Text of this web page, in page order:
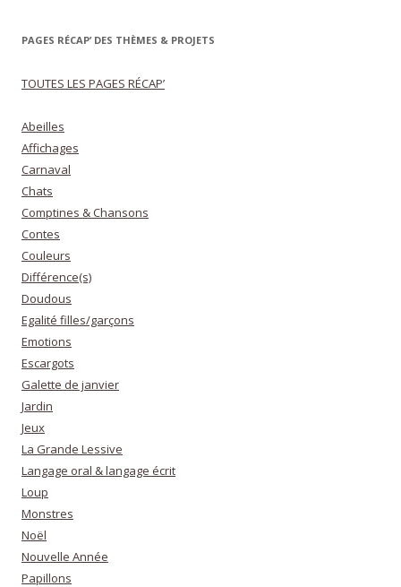
PAGES RÉCAP’ DES THÈMES & PROJETS
TOUTES LES PAGES RÉCAP’
Abeilles
Affichages
Carnaval
Chats
Comptines & Chansons
Contes
Couleurs
Différence(s)
Doudous
Egalité filles/garçons
Emotions
Escargots
Galette de janvier
Jardin
Jeux
La Grande Lessive
Langage oral & langage écrit
Loup
Monstres
Noël
Nouvelle Année
Papillons